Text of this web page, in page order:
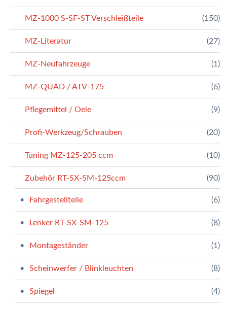
MZ-1000 S-SF-ST Verschleißteile (150)
MZ-Literatur (27)
MZ-Neufahrzeuge (1)
MZ-QUAD / ATV-175 (6)
Pflegemittel / Oele (9)
Profi-Werkzeug/Schrauben (20)
Tuning MZ-125-205 ccm (10)
Zubehör RT-SX-SM-125ccm (90)
Fahrgestellteile (6)
Lenker RT-SX-SM-125 (8)
Montageständer (1)
Scheinwerfer / Blinkleuchten (8)
Spiegel (4)